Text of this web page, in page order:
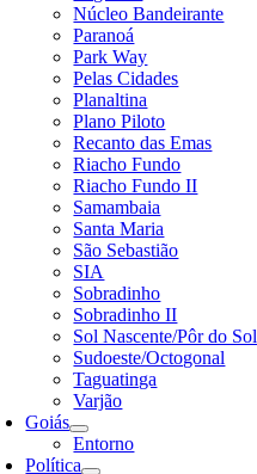
Núcleo Bandeirante
Paranoá
Park Way
Pelas Cidades
Planaltina
Plano Piloto
Recanto das Emas
Riacho Fundo
Riacho Fundo II
Samambaia
Santa Maria
São Sebastião
SIA
Sobradinho
Sobradinho II
Sol Nascente/Pôr do Sol
Sudoeste/Octogonal
Taguatinga
Varjão
Goiás
Entorno
Política